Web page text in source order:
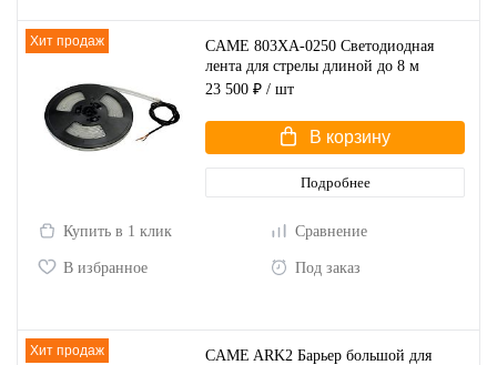
Хит продаж
CAME 803XA-0250 Светодиодная
лента для стрелы длиной до 8 м
23 500 ₽ / шт
В корзину
Подробнее
Купить в 1 клик Сравнение
В избранное Под заказ
Хит продаж
CAME ARK2 Барьер большой для